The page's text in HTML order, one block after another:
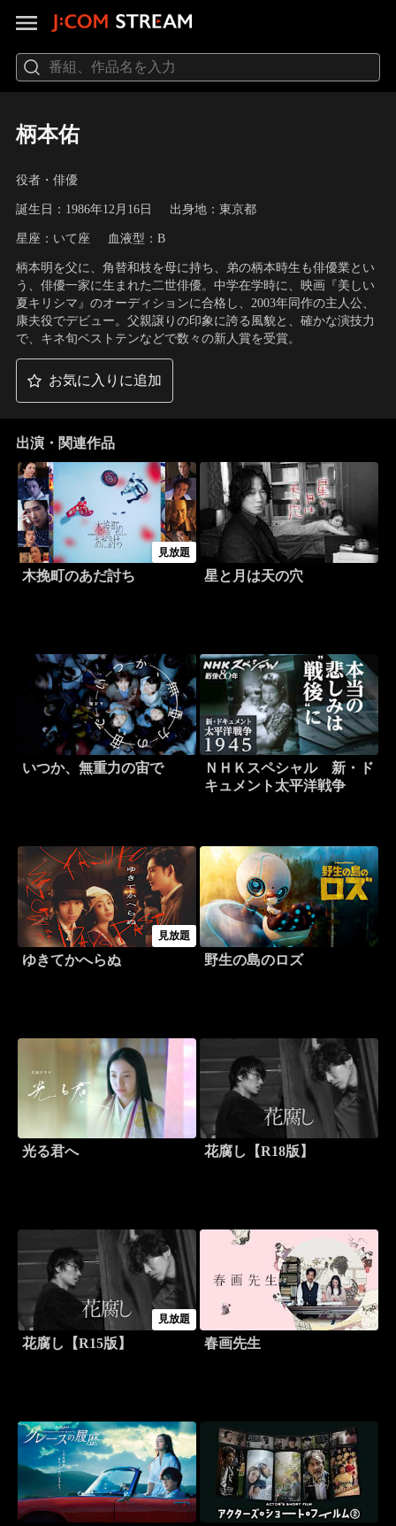
柄本佑
役者・俳優
誕生日：1986年12月16日 出身地：東京都
星座：いて座 血液型：B
柄本明を父に、角替和枝を母に持ち、弟の柄本時生も俳優業とい
う、俳優一家に生まれた二世俳優。中学在学時に、映画『美しい
夏キリシマ』のオーディションに合格し、2003年同作の主人公、
康夫役でデビュー。父親譲りの印象に誇る風貌と、確かな演技力
で、キネ旬ベストテンなどで数々の新人賞を受賞。
お気に入りに追加
出演・関連作品
見放題
木挽町のあだ討ち 星と月は天の穴
いつか、無重力の宙で
ＮＨＫスペシャル 新・ド
キュメント太平洋戦争
見放題
ゆきてかへらぬ 野生の島のロズ
光る君へ 花腐し【R18版】
見放題
花腐し【R15版】 春画先生